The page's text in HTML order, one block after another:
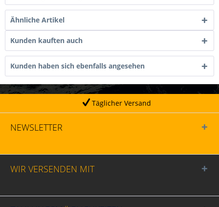
Ähnliche Artikel
Kunden kauften auch
Kunden haben sich ebenfalls angesehen
Täglicher Versand
NEWSLETTER
WIR VERSENDEN MIT